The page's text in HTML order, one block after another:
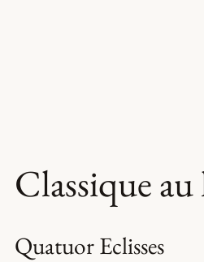
Classique au
Quatuor Eclisses